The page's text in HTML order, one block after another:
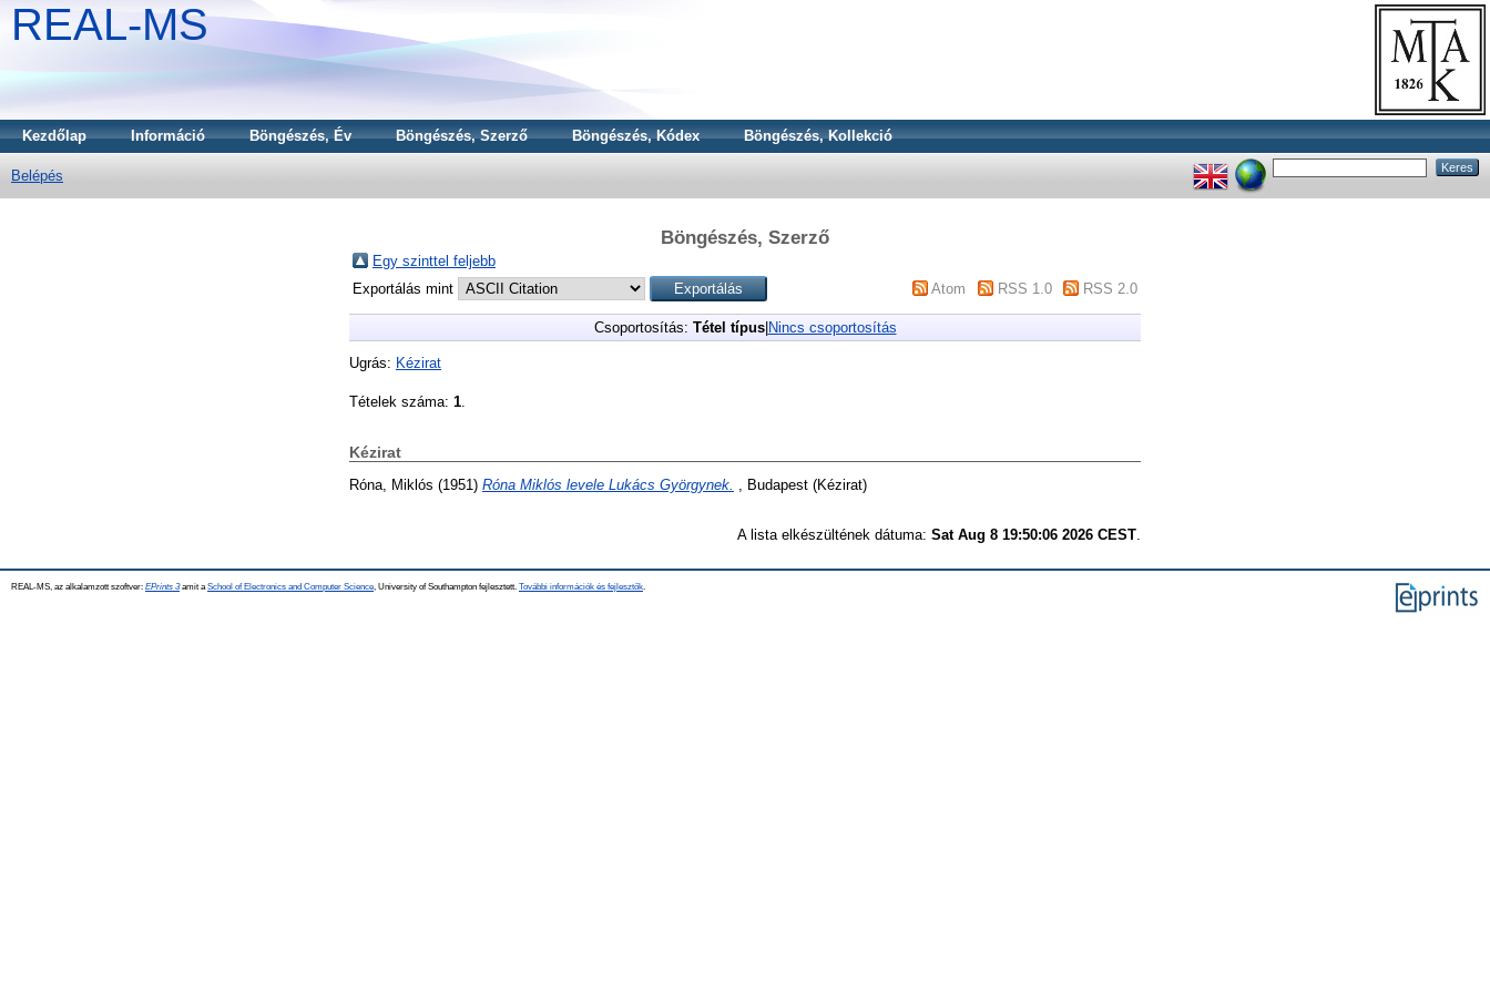
REAL-MS
Kezdőlap Információ Böngészés, Év Böngészés, Szerző Böngészés, Kódex Böngészés, Kollekció
Belépés
Böngészés, Szerző
Egy szinttel feljebb
Exportálás mint
Atom RSS 1.0 RSS 2.0
Csoportosítás: Tétel típus| Nincs csoportosítás
Ugrás: Kézirat
Tételek száma: 1
Kézirat
Róna, Miklós (1951) Róna Miklós levele Lukács Györgynek. , Budapest (Kézirat)
A lista elkészültének dátuma: Sat Aug 8 19:50:06 2026 CEST
REAL-MS, az alkalamzott szoftver: EPrints 3amit a School of Electronics and Computer Science , University of Southampton fejlesztett. További információk és fejlesztők